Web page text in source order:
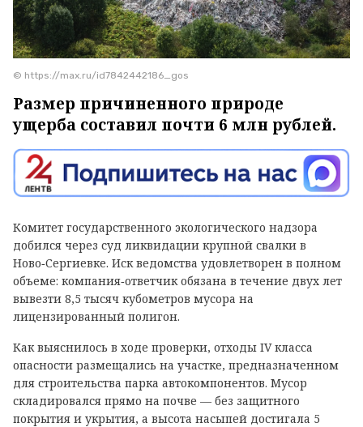
© https://max.ru/id7842442186_gos
Размер причиненного природе
ущерба составил почти 6 млн рублей.
Комитет государственного экологического надзора
добился через суд ликвидации крупной свалки в
Ново‑Сергиевке. Иск ведомства удовлетворен в полном
объеме: компания‑ответчик обязана в течение двух лет
вывезти 8,5 тысяч кубометров мусора на
лицензированный полигон.
Как выяснилось в ходе проверки, отходы IV класса
опасности размещались на участке, предназначенном
для строительства парка автокомпонентов. Мусор
складировался прямо на почве — без защитного
покрытия и укрытия, а высота насыпей достигала 5